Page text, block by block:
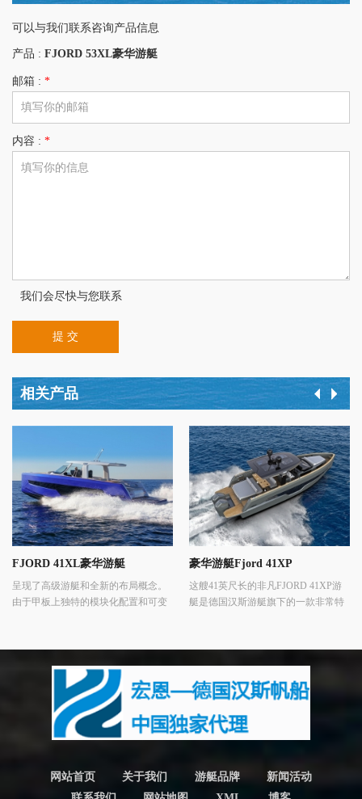
可以与我们联系咨询产品信息
产品 : FJORD 53XL豪华游艇
邮箱 : *
内容 : *
我们会尽快与您联系
提 交
相关产品
FJORD 41XL豪华游艇
呈现了高级游艇和全新的布局概念。
由于甲板上独特的模块化配置和可变
豪华游艇Fjord 41XP
这艘41英尺长的非凡FJORD 41XP游
艇是德国汉斯游艇旗下的一款非常特
网站首页 关于我们 游艇品牌
新闻活动